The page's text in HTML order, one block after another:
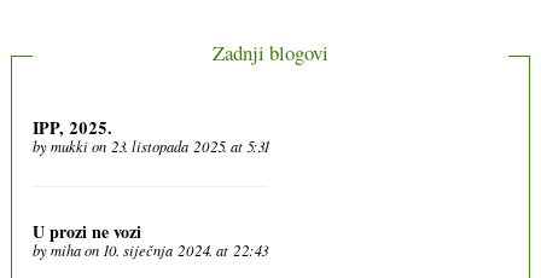
Zadnji blogovi
IPP, 2025.
bymukkion 23. listopada 2025. at 5:31
U prozi ne vozi
bymihaon 10. siječnja 2024. at 22:43